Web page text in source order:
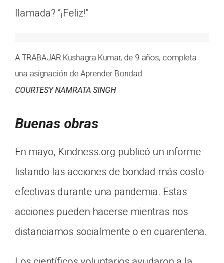
llamada? “¡Feliz!”
A TRABAJAR Kushagra Kumar, de 9 años, completa
una asignación de Aprender Bondad.
COURTESY NAMRATA SINGH
Buenas obras
En mayo, Kindness.org publicó un informe
listando las acciones de bondad más costo-
efectivas durante una pandemia. Estas
acciones pueden hacerse mientras nos
distanciamos socialmente o en cuarentena.